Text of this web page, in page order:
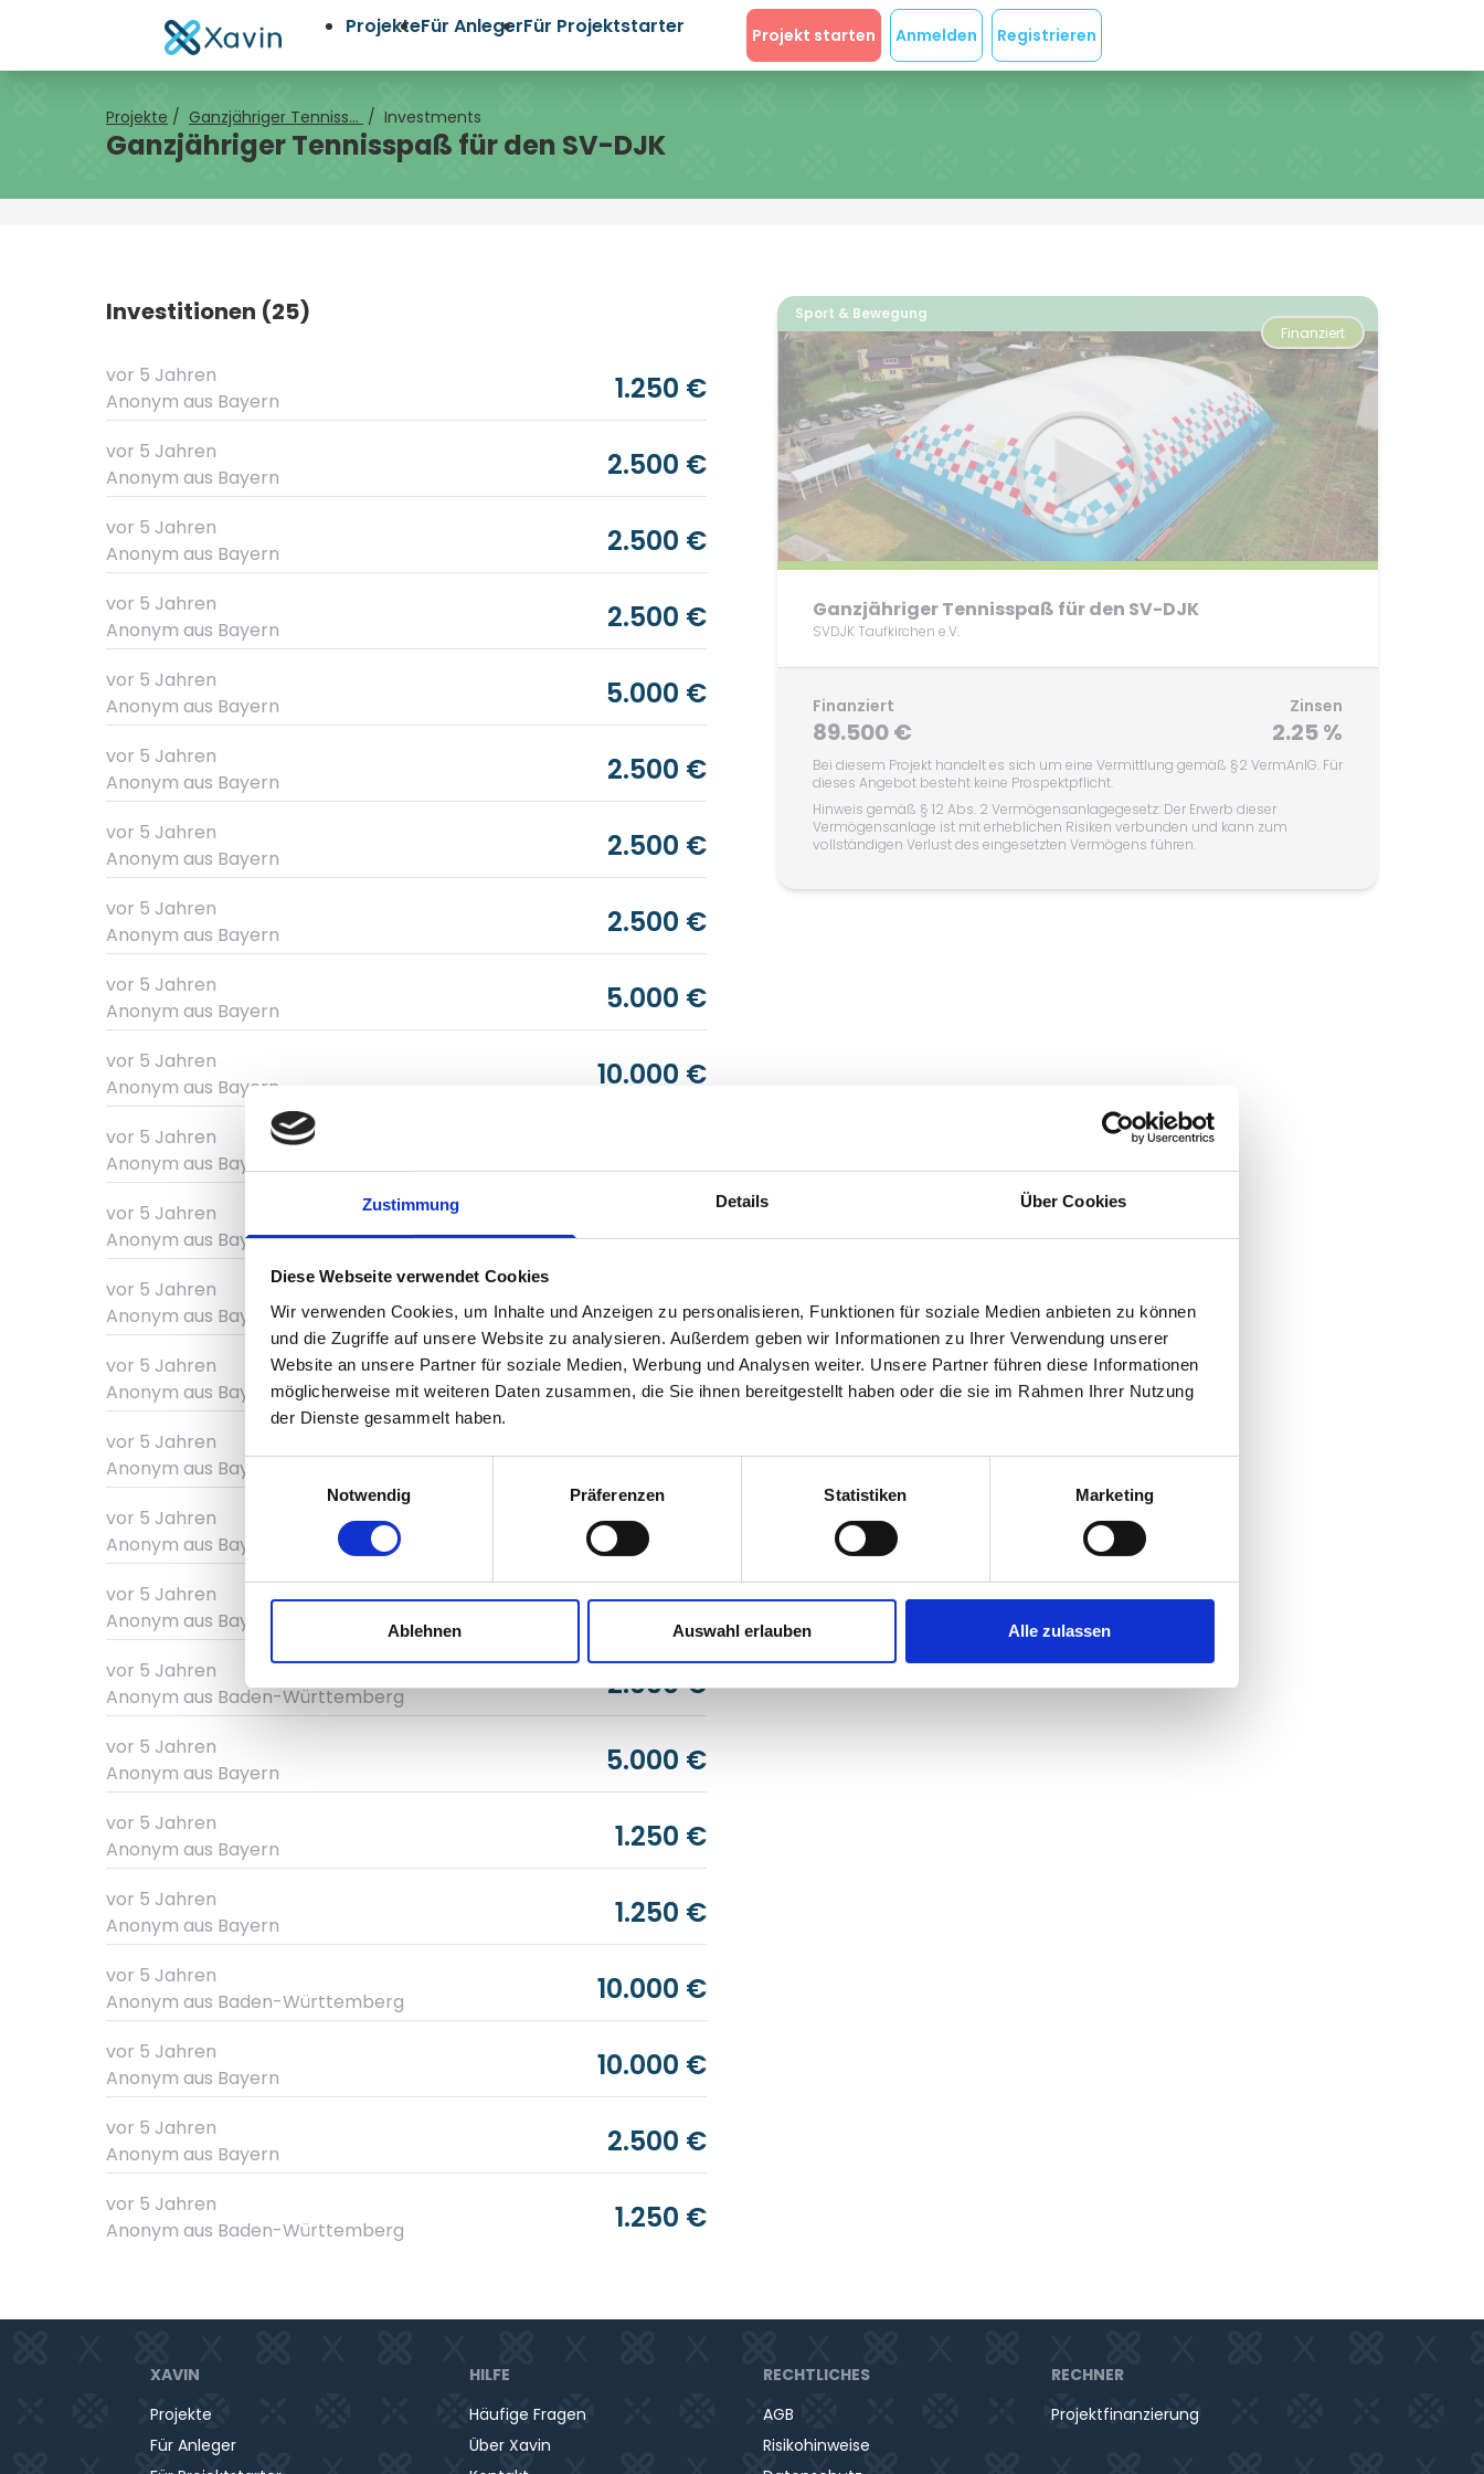
Zustimmung Details Über Cookies
Diese Webseite verwendet Cookies
Wir verwenden Cookies, um Inhalte und Anzeigen zu personalisieren, Funktionen für soziale Medien anbieten zu können
und die Zugriffe auf unsere Website zu analysieren. Außerdem geben wir Informationen zu Ihrer Verwendung unserer
Website an unsere Partner für soziale Medien, Werbung und Analysen weiter. Unsere Partner führen diese Informationen
möglicherweise mit weiteren Daten zusammen, die Sie ihnen bereitgestellt haben oder die sie im Rahmen Ihrer Nutzung
der Dienste gesammelt haben.
Einwilligungsauswahl
Notwendig
Präferenzen Statistiken Marketing
Ablehnen Auswahl erlauben Alle zulassen
ProjekteFür AnlegerFür Projektstarter Projekt starten Anmelden Registrieren
Projekte / Ganzjähriger Tenniss... / Investments
Ganzjähriger Tennisspaß für den SV-DJK
Investitionen (25)
vor 5 Jahren
Anonym aus Bayern 1.250 €
vor 5 Jahren
Anonym aus Bayern 2.500 €
vor 5 Jahren
Anonym aus Bayern 2.500 €
vor 5 Jahren
Anonym aus Bayern 2.500 €
vor 5 Jahren
Anonym aus Bayern 5.000 €
vor 5 Jahren
Anonym aus Bayern 2.500 €
vor 5 Jahren
Anonym aus Bayern 2.500 €
vor 5 Jahren
Anonym aus Bayern 2.500 €
vor 5 Jahren
Anonym aus Bayern 5.000 €
vor 5 Jahren
Anonym aus Bayern 10.000 €
vor 5 Jahren
Anonym aus Bayern
vor 5 Jahren
Anonym aus Bayern
vor 5 Jahren
Anonym aus Bayern 1.250 €
vor 5 Jahren
Anonym aus Bayern 2.500 €
vor 5 Jahren
Anonym aus Bayern 1.250 €
vor 5 Jahren
Anonym aus Bayern 1.250 €
vor 5 Jahren
Anonym aus Bayern 10.000 €
vor 5 Jahren
Anonym aus Baden-Württemberg 2.000 €
vor 5 Jahren
Anonym aus Bayern 5.000 €
vor 5 Jahren
Anonym aus Bayern 1.250 €
vor 5 Jahren
Anonym aus Bayern 1.250 €
vor 5 Jahren
Anonym aus Baden-Württemberg 10.000 €
vor 5 Jahren
Anonym aus Bayern 10.000 €
vor 5 Jahren
Anonym aus Bayern 2.500 €
vor 5 Jahren
Anonym aus Baden-Württemberg 1.250 €
Sport & Bewegung
Finanziert
Ganzjähriger Tennisspaß für den SV-DJK
SVDJK Taufkirchen e.V.
Finanziert
89.500 €
Zinsen
2.25 %
Bei diesem Projekt handelt es sich um eine Vermittlung gemäß §2 VermAnlG. Für
dieses Angebot besteht keine Prospektpflicht.
Hinweis gemäß § 12 Abs. 2 Vermögensanlagegesetz: Der Erwerb dieser
Vermögensanlage ist mit erheblichen Risiken verbunden und kann zum
vollständigen Verlust des eingesetzten Vermögens führen.
XAVIN
Projekte
Für Anleger
HILFE
Häufige Fragen
Über Xavin
RECHTLICHES
AGB
Risikohinweise
RECHNER
Projektfinanzierung